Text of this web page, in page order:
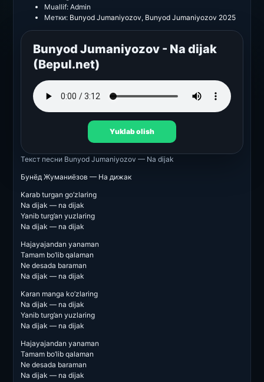
Muallif: Admin
Метки: Bunyod Jumaniyozov, Bunyod Jumaniyozov 2025
Bunyod Jumaniyozov - Na dijak
(Bepul.net)
Yuklab olish
Текст песни Bunyod Jumaniyozov — Na dijak
Бунёд Жуманиёзов — На дижак
Karab turgan go’zlaring
Na dijak — na dijak
Yanib turg’an yuzlaring
Na dijak — na dijak
Hajayajandan yanaman
Tamam bo’lib qalaman
Ne desada baraman
Na dijak — na dijak
Karan manga ko’zlaring
Na dijak — na dijak
Yanib turg’an yuzlaring
Na dijak — na dijak
Hajayajandan yanaman
Tamam bo’lib qalaman
Ne desada baraman
Na dijak — na dijak